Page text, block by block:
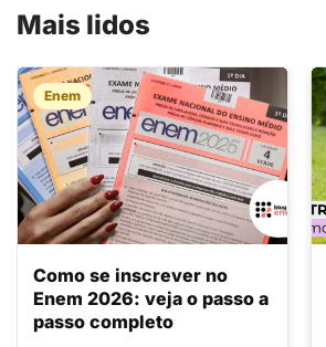
Mais lidos
Enem
Como se inscrever no
Enem 2026: veja o passo a
passo completo